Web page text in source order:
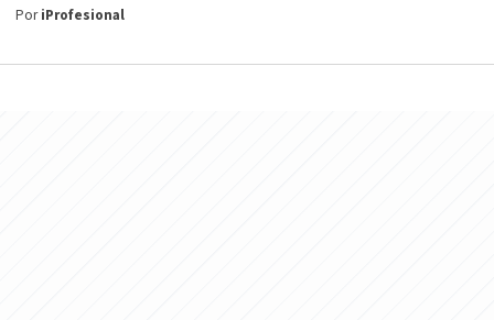
PoriProfesional